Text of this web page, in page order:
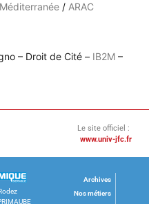
/ ARAC
– Droit de Cité – IB2M –
Le site officiel :
www.univ-jfc.fr
Archives
Nos métiers